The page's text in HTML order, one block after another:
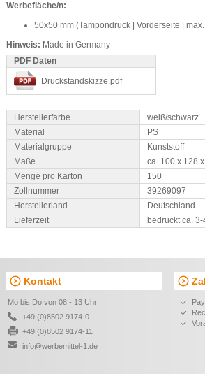
Werbefläche/n:
50x50 mm (Tampondruck | Vorderseite |
Hinweis: Made in Germany
PDF Daten
Druckstandskizze.pdf
Herstellerfarbe
weiß/schwarz
Material
PS
Materialgruppe
Kunststoff
Maße
ca. 100 x 128
Menge pro Karton
150
Zollnummer
39269097
Herstellerland
Deutschland
Lieferzeit
bedruckt ca.
Kontakt
Mo bis Do von 08 - 13 Uhr
+49 (0)8502 9174-0
+49 (0)8502 9174-11
info@werbemittel-1.de